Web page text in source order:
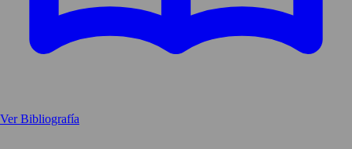
Ver Bibliografía